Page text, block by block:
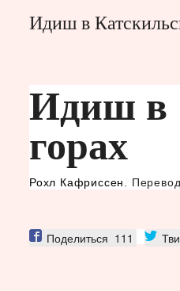
Идиш в
Идиш в
горах
Рохл Кафриссен .
Поделиться 111